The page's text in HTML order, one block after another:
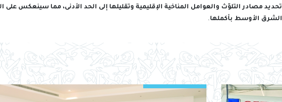
تحديد مصادر التلوّث والعوامل المناخية الإقليمية وتقليلها إلى الحد الأدنى، مما سينعكس
الشرق الأوسط بأكملها.